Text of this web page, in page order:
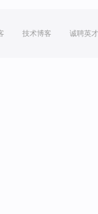
技术博客 诚聘英才